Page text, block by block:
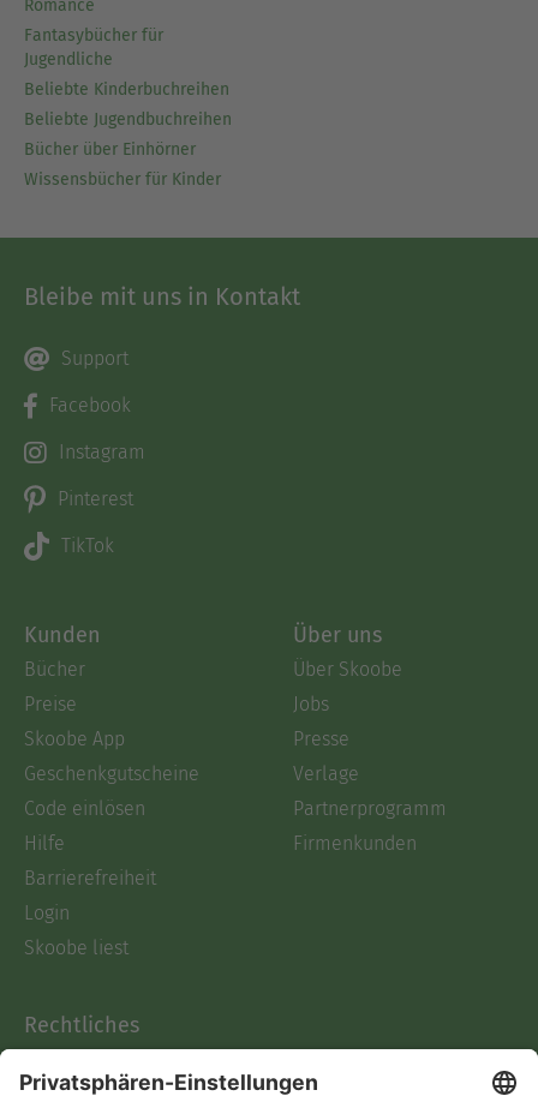
Romance
Fantasybücher für
Jugendliche
Beliebte Kinderbuchreihen
Beliebte Jugendbuchreihen
Bücher über Einhörner
Wissensbücher für Kinder
Bleibe mit uns in Kontakt
Support
Facebook
Instagram
Pinterest
TikTok
Kunden
Bücher
Preise
Skoobe App
Geschenkgutscheine
Code einlösen
Hilfe
Barrierefreiheit
Login
Skoobe liest
Über uns
Über Skoobe
Jobs
Presse
Verlage
Partnerprogramm
Firmenkunden
Rechtliches
AGB